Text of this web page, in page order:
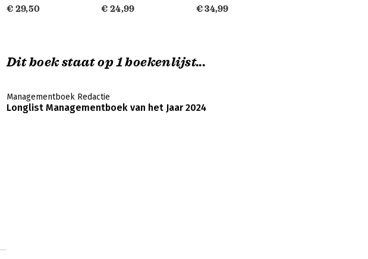
€ 29,50
€ 24,99
€ 34,99
Dit boek staat op 1 boekenlijst...
Managementboek Redactie
Longlist Managementboek van het Jaar 2024